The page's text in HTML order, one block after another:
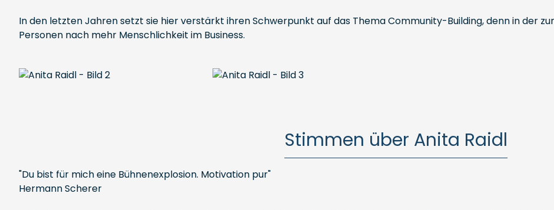
In den letzten Jahren setzt sie hier verstärkt ihren Schwerpunkt auf das Thema Community-Building, denn in der
Personen nach mehr Menschlichkeit im Business.
Stimmen über Anita Raidl
"Du bist für mich eine Bühnenexplosion. Motivation pur"
Hermann Scherer